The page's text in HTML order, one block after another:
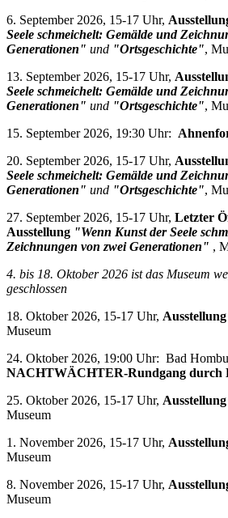
6. September 2026, 15-17 Uhr,
Seele schmeichelt: Gemälde und
Generationen" und "Ortsgeschichte",
13. September 2026, 15-17 Uhr,
Seele schmeichelt: Gemälde und
Generationen" und "Ortsgeschichte",
15. September 2026, 19:30 Uhr:
20. September 2026, 15-17 Uhr,
Seele schmeichelt: Gemälde und
Generationen" und "Ortsgeschichte",
27. September 2026, 15-17 Uhr, Letzter
Ausstellung "Wenn Kunst der Seele
Zeichnungen von zwei Generationen" ,
4. bis 18. Oktober 2026 ist das Museum
geschlossen
18. Oktober 2026, 15-17 Uhr, Ausstellung
Museum
24. Oktober 2026, 19:00 Uhr: Bad
NACHTWÄCHTER-Rundgang durch
25. Oktober 2026, 15-17 Uhr, Ausstellung
Museum
1. November 2026, 15-17 Uhr,
Museum
8. November 2026, 15-17 Uhr,
Museum